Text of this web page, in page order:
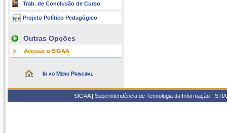
Trab. de Conclusão de Curso
Projeto Político Pedagógico
Outras Opções
Acessar o SIGAA
Ir ao Menu Principal
SIGAA | Superintendência de Tecnologia da Informação -